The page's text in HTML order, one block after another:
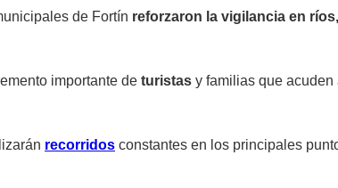
de Fortín reforzaron la vigilancia en
importante de turistas y familias que
recorridos constantes en los principales